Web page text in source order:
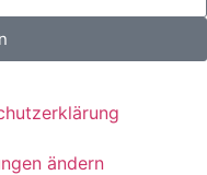
ändern